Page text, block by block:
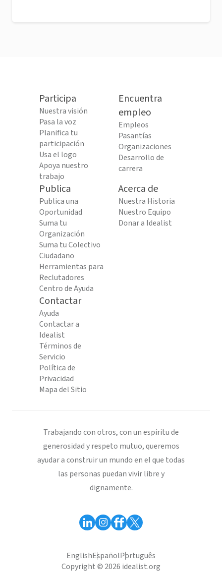
Participa
Nuestra visión
Pasa la voz
Planifica tu
participación
Usa el logo
Apoya nuestro
trabajo
Encuentra
empleo
Empleos
Pasantías
Organizaciones
Desarrollo de
carrera
Publica
Publica una
Oportunidad
Suma tu
Organización
Suma tu Colectivo
Ciudadano
Herramientas para
Reclutadores
Centro de Ayuda
Acerca de
Nuestra Historia
Nuestro Equipo
Donar a Idealist
Contactar
Ayuda
Contactar a
Idealist
Términos de
Servicio
Política de
Privacidad
Mapa del Sitio
Trabajando con otros, con un espíritu de
generosidad y respeto mutuo, queremos
ayudar a construir un mundo en el que todas
las personas puedan vivir libre y
dignamente.
EnglishEspañolPortuguês
Copyright © 2026 idealist.org